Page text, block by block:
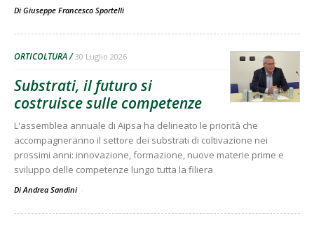
Di Giuseppe Francesco Sportelli
ORTICOLTURA 30 Luglio 2026
Substrati, il futuro si
costruisce sulle competenze
L'assemblea annuale di Aipsa ha delineato le priorità che
accompagneranno il settore dei substrati di coltivazione nei
prossimi anni: innovazione, formazione, nuove materie prime e
sviluppo delle competenze lungo tutta la filiera
Di Andrea Sandini -